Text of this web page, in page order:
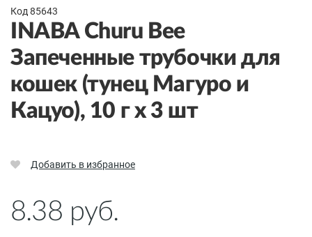
Код 85643
INABA Churu Bee
Запеченные трубочки для
кошек (тунец Магуро и
Кацуо), 10 г x 3 шт
Добавить в избранное
8.38 руб.